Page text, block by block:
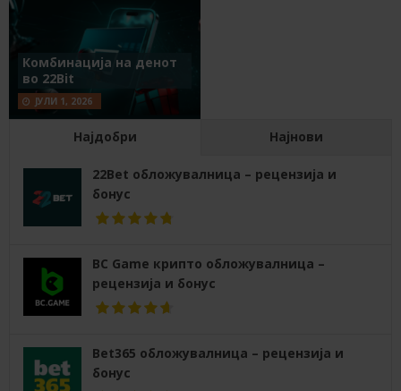
Комбинација на денот
во 22Bit
ЈУЛИ 1, 2026
Најдобри Најнови
22Bet обложувалница – рецензија и
бонус
BC Game крипто обложувалница –
рецензија и бонус
Bet365 обложувалница – рецензија и
бонус